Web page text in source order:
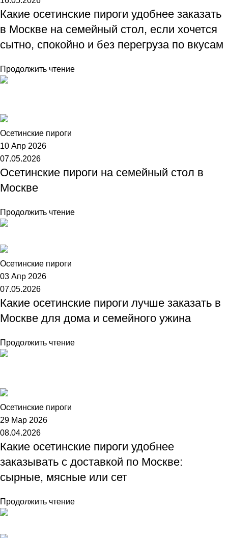
Какие осетинские пироги удобнее заказать
в Москве на семейный стол, если хочется
сытно, спокойно и без перегруза по вкусам
Продолжить чтение
Осетинские пироги
10 Апр 2026
07.05.2026
Осетинские пироги на семейный стол в
Москве
Продолжить чтение
Осетинские пироги
03 Апр 2026
07.05.2026
Какие осетинские пироги лучше заказать в
Москве для дома и семейного ужина
Продолжить чтение
Осетинские пироги
29 Мар 2026
08.04.2026
Какие осетинские пироги удобнее
заказывать с доставкой по Москве:
сырные, мясные или сет
Продолжить чтение